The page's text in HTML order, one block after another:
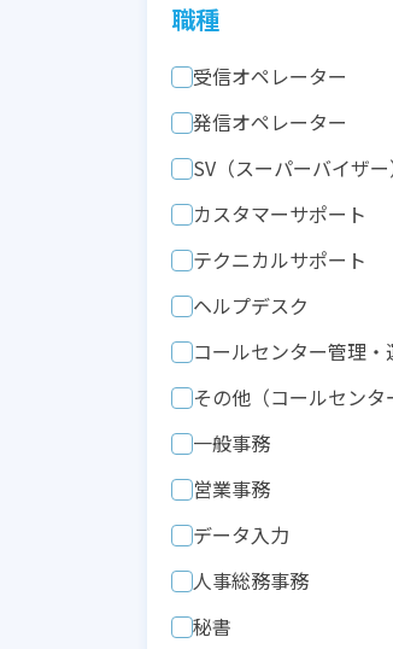
職種
受信オペレーター
発信オペレーター
SV（スーパーバイザー
カスタマーサポート
テクニカルサポート
ヘルプデスク
コールセンター管理・
その他（コールセンタ
一般事務
営業事務
データ入力
人事総務事務
秘書